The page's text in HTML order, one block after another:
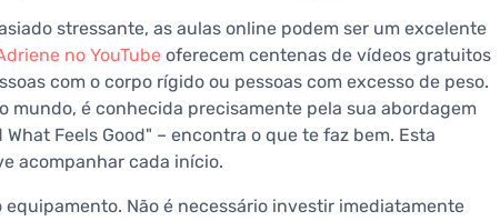
stressante, as aulas online podem ser um excelente
no YouTube oferecem centenas de vídeos gratuitos
com o corpo rígido ou pessoas com excesso de peso.
mundo, é conhecida precisamente pela sua abordagem
Feels Good" – encontra o que te faz bem. Esta
acompanhar cada início.
Não é necessário investir imediatamente